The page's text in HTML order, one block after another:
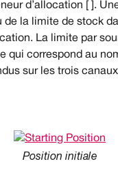
d’allocation [ ].
de la limite de stock
La limite par
qui correspond au
sur les trois
Position initiale